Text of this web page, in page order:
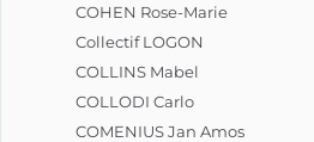
COHEN Rose-Marie
Collectif LOGON
COLLINS Mabel
COLLODI Carlo
COMENIUS Jan Amos